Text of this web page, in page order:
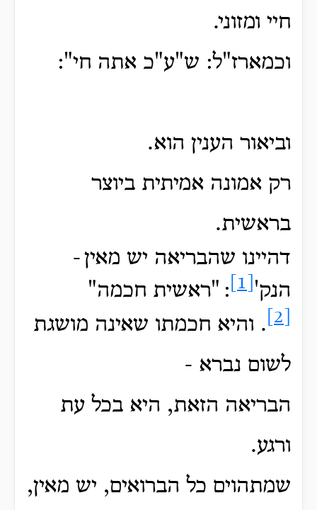
חיי ומזוני.
וכמארז"ל: ש"ע"כ אתה חי":
וביאור הענין הוא.
רק אמונה אמיתית ביוצר
בראשית.
דהיינו שהבריאה יש מאין-
הנק'
: "ראשית חכמה"
. והיא חכמתו שאינה מושגת
לשום נברא -
הבריאה הזאת, היא בכל עת
ורגע.
שמתהוים כל הברואים, יש מאין,